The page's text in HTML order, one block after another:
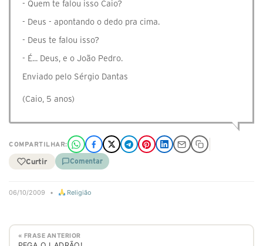
- Quem te falou isso Caio?
- Deus - apontando o dedo pra cima.
- Deus te falou isso?
- É... Deus, e o João Pedro.
Enviado pelo Sérgio Dantas
(Caio, 5 anos)
COMPARTILHAR:
Curtir Comentar
06/10/2009 • Religião
« FRASE ANTERIOR